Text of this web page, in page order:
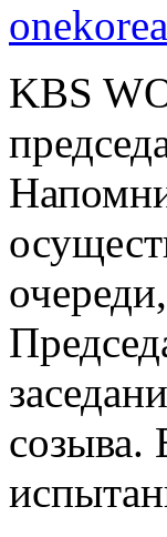
onekorea
KBS
созыва.